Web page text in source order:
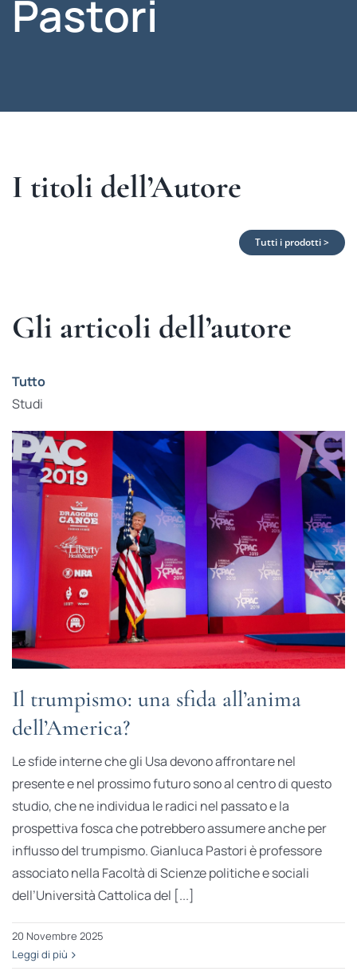
Pastori
I titoli dell’Autore
Tutti i prodotti >
Gli articoli dell’autore
Tutto
Studi
Il trumpismo: una sfida all’anima
dell’America?
Le sfide interne che gli Usa devono affrontare nel
presente e nel prossimo futuro sono al centro di questo
studio, che ne individua le radici nel passato e la
prospettiva fosca che potrebbero assumere anche per
influsso del trumpismo. Gianluca Pastori è professore
associato nella Facoltà di Scienze politiche e sociali
dell’Università Cattolica del [...]
20 Novembre 2025
Leggi di più